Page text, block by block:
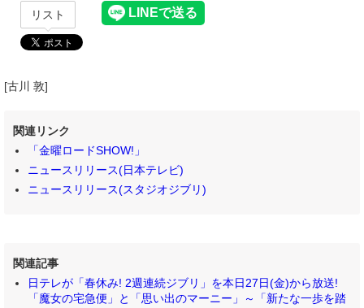
リスト
[古川 敦]
関連リンク
「金曜ロードSHOW!」
ニュースリリース(日本テレビ)
ニュースリリース(スタジオジブリ)
関連記事
日テレが「春休み! 2週連続ジブリ」を本日27日(金)から放送!
「魔女の宅急便」と「思い出のマーニー」～「新たな一歩を踏